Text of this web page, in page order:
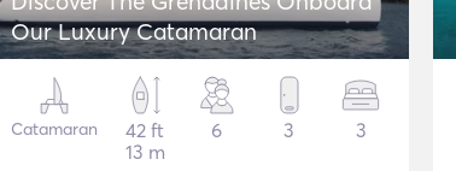
Our Luxury Catamaran
Catamaran
42 ft
13 m
6 3 3